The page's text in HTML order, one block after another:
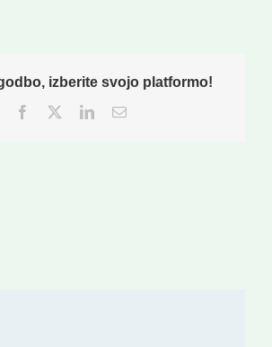
izberite svojo platformo!
Facebook
TwitterLinkedInEmail